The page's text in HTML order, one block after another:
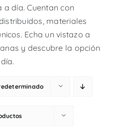
a día. Cuentan con
materiales
Echa un vistazo a
y descubre la opción